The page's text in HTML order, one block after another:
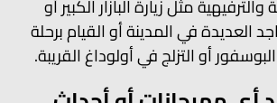
والترفيهية مثل زيارة البازار الكبير أو
في المدينة أو القيام برحلة
أو التزلج في أولوداغ القريبة.